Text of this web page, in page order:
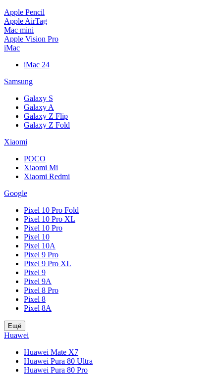
Apple Pencil
Apple AirTag
Mac mini
Apple Vision Pro
iMac
iMac 24
Samsung
Galaxy S
Galaxy A
Galaxy Z Flip
Galaxy Z Fold
Xiaomi
POCO
Xiaomi Mi
Xiaomi Redmi
Google
Pixel 10 Pro Fold
Pixel 10 Pro XL
Pixel 10 Pro
Pixel 10
Pixel 10A
Pixel 9 Pro
Pixel 9 Pro XL
Pixel 9
Pixel 9A
Pixel 8 Pro
Pixel 8
Pixel 8A
Ещё
Huawei
Huawei Mate X7
Huawei Pura 80 Ultra
Huawei Pura 80 Pro